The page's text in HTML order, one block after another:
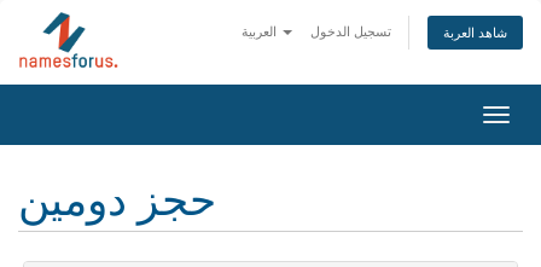
تسجيل الدخول شاهد العربة
حجز دومين